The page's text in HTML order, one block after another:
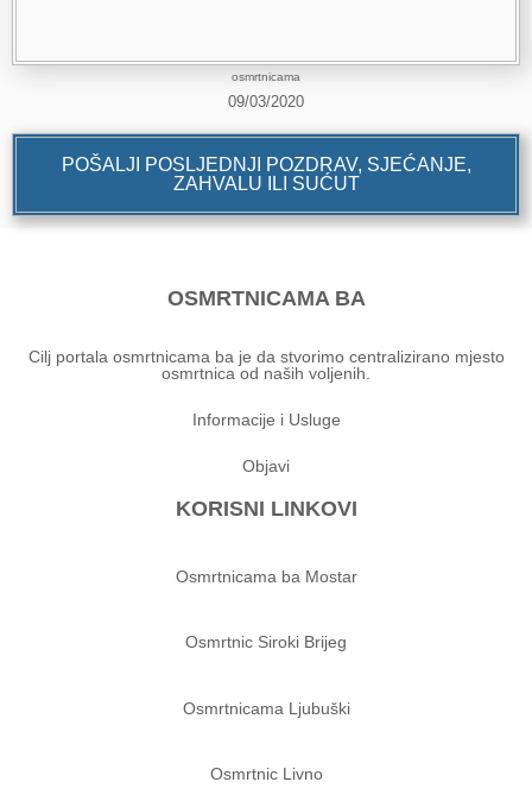
osmrtnicama
09/03/2020
POŠALJI POSLJEDNJI POZDRAV, SJEĆANJE,
ZAHVALU ILI SUĆUT
OSMRTNICAMA BA
Cilj portala osmrtnicama ba je da stvorimo centralizirano mjesto
osmrtnica od naših voljenih.
Informacije i Usluge
Objavi
KORISNI LINKOVI
Osmrtnicama ba Mostar
Osmrtnic Siroki Brijeg
Osmrtnicama Ljubuški
Osmrtnic Livno